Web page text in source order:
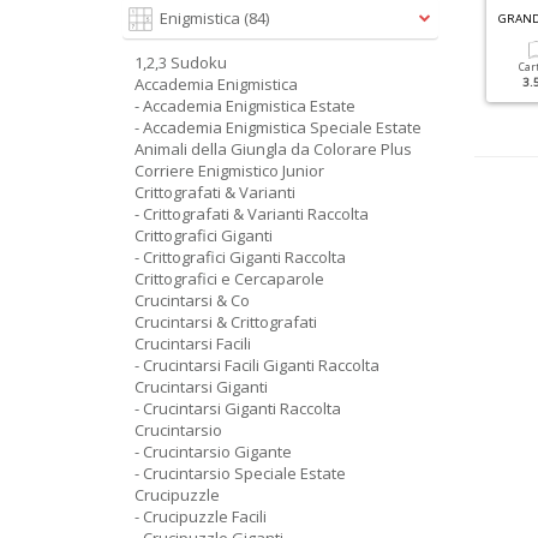
G
RANDI SUDOKU SPECIALE ESTATE N.2
Digitale
1.90 € 5.90 €
Enigmistica (84)
1,2,3 Sudoku
Accademia Enigmistica
- Accademia Enigmistica Estate
- Accademia Enigmistica Speciale Estate
Animali della Giungla da Colorare Plus
Corriere Enigmistico Junior
Crittografati & Varianti
- Crittografati & Varianti Raccolta
Crittografici Giganti
- Crittografici Giganti Raccolta
Crittografici e Cercaparole
Crucintarsi & Co
Crucintarsi & Crittografati
Crucintarsi Facili
- Crucintarsi Facili Giganti Raccolta
Crucintarsi Giganti
- Crucintarsi Giganti Raccolta
Crucintarsio
- Crucintarsio Gigante
- Crucintarsio Speciale Estate
Crucipuzzle
- Crucipuzzle Facili